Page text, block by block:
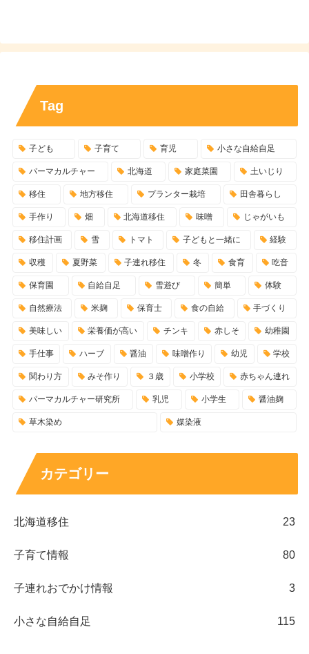
Tag
子ども 子育て 育児 小さな自給自足
パーマカルチャー 北海道 家庭菜園 土いじり
移住 地方移住 プランター栽培 田舎暮らし
手作り 畑 北海道移住 味噌 じゃがいも
移住計画 雪 トマト 子どもと一緒に 経験
収穫 夏野菜 子連れ移住 冬 食育 吃音
保育園 自給自足 雪遊び 簡単 体験
自然療法 米麹 保育士 食の自給 手づくり
美味しい 栄養価が高い チンキ 赤しそ 幼稚園
手仕事 ハーブ 醤油 味噌作り 幼児 学校
関わり方 みそ作り ３歳 小学校 赤ちゃん連れ
パーマカルチャー研究所 乳児 小学生 醤油麹
草木染め 媒染液
カテゴリー
北海道移住 23
子育て情報 80
子連れおでかけ情報 3
小さな自給自足 115